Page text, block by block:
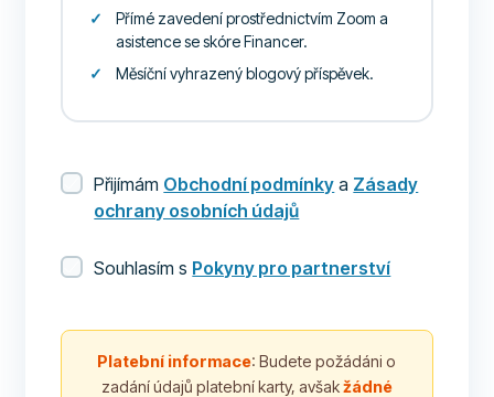
Přímé zavedení prostřednictvím Zoom a
asistence se skóre Financer.
Měsíční vyhrazený blogový příspěvek.
Přijímám Obchodní podmínky a Zásady
ochrany osobních údajů
Souhlasím s Pokyny pro partnerství
Platební informace: Budete požádáni o
zadání údajů platební karty, avšakžádné